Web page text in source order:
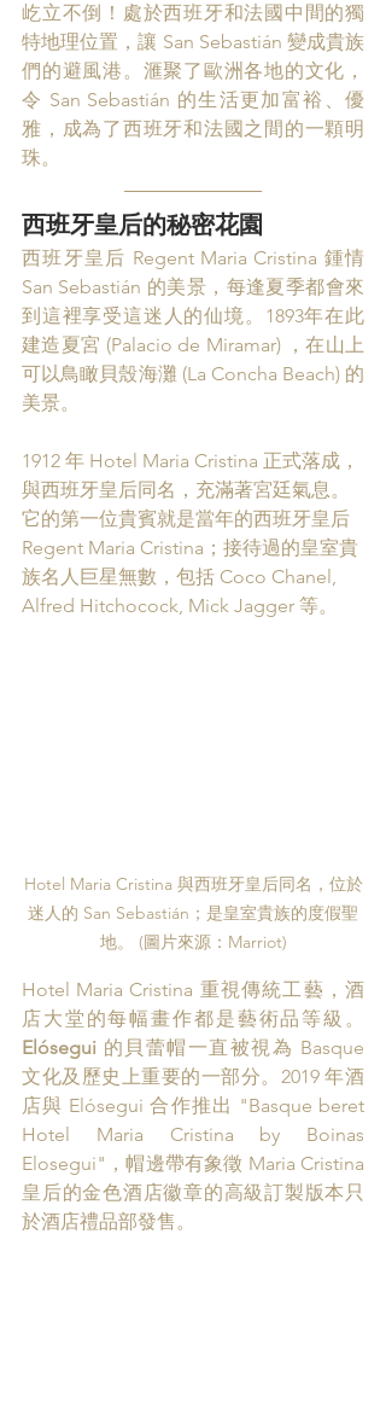
屹立不倒！處於西班牙和法國中間的獨
特地理位置，讓 San Sebastián 變成貴族
們的避風港。滙聚了歐洲各地的文化，
令 San Sebastián 的生活更加富裕、優
雅，成為了西班牙和法國之間的一顆明
珠。
西班牙皇后的秘密花園
西班牙皇后
San Sebastián 的美景，每逢夏季都會來
到這裡享受這迷人的仙境。1893年在此
建造夏宮 (Palacio de Miramar) ，在山上
可以鳥瞰貝殼海灘 (La Concha Beach) 的
美景。
1912 年 Hotel Maria Cristina 正式落成，
與西班牙皇后同名，充滿著宮廷氣息。
它的第一位貴賓就是當年的西班牙皇后
Regent Maria Cristina； 接待過的皇室貴
族名人巨星無數，包括 Coco Chanel,
Alfred Hitchocock, Mick Jagger 等。
Hotel Maria Cristina 與西班牙皇后同名，位於
迷人的 San Sebastián；是皇室貴族的度假聖
地。 (圖片來源：Marriot)
Hotel Maria Cristina 重視傳統工藝，酒
店大堂的每幅畫作都是藝術品等級。
Elósegui 的貝蕾帽一直被視為 Basque
文化及歷史上重要的一部分。2019 年酒
店與 Elósegui 合作推出 "Basque beret
Hotel Maria Cristina by Boinas
Elosegui"，帽邊帶有象徵 Maria Cristina
皇后的金色酒店徽章的高級訂製版本只
於酒店禮品部發售。